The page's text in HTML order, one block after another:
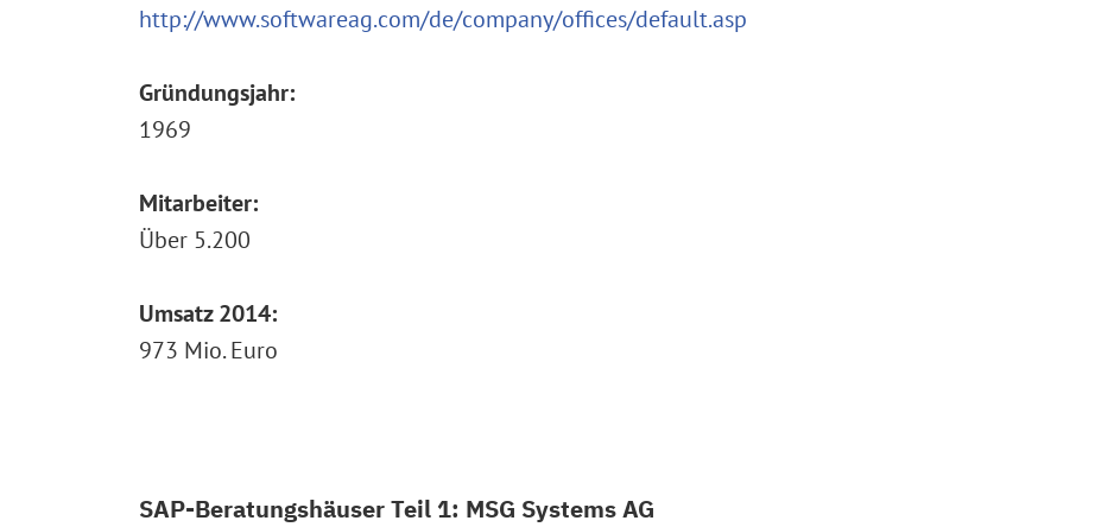
http://www.softwareag.com/de/company/offices/default.asp
Gründungsjahr:
1969
Mitarbeiter:
Über 5.200
Umsatz 2014:
973 Mio. Euro
SAP-Beratungshäuser Teil 1: MSG Systems AG